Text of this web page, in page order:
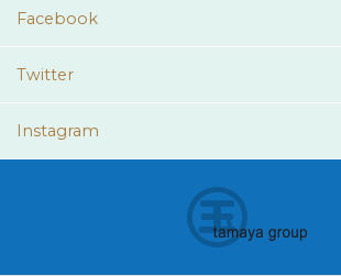
Facebook
Twitter
Instagram